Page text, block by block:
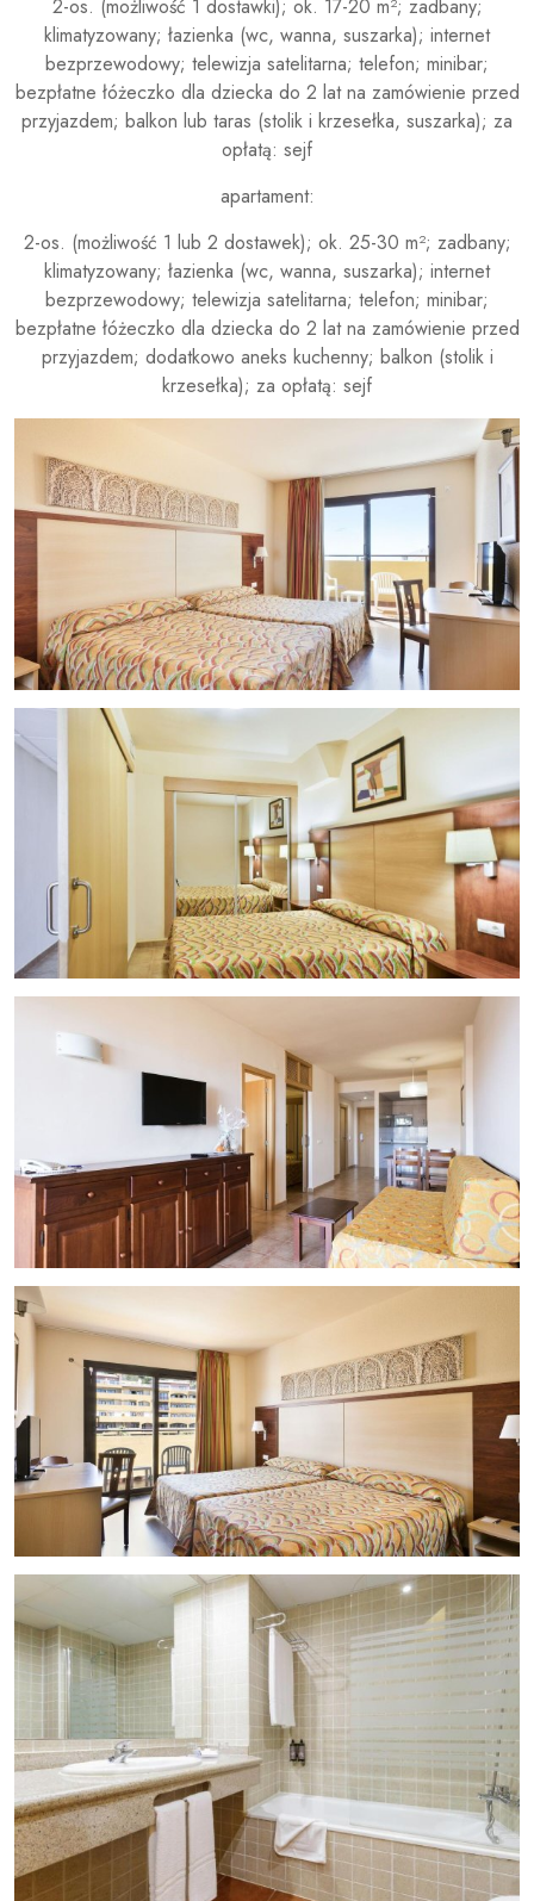
2-os. (możliwość 1 dostawki); ok. 17-20 m²; zadbany;
klimatyzowany; łazienka (wc, wanna, suszarka); internet
bezprzewodowy; telewizja satelitarna; telefon; minibar;
bezpłatne łóżeczko dla dziecka do 2 lat na zamówienie przed
przyjazdem; balkon lub taras (stolik i krzesełka, suszarka); za
opłatą: sejf
apartament:
2-os. (możliwość 1 lub 2 dostawek); ok. 25-30 m²; zadbany;
klimatyzowany; łazienka (wc, wanna, suszarka); internet
bezprzewodowy; telewizja satelitarna; telefon; minibar;
bezpłatne łóżeczko dla dziecka do 2 lat na zamówienie przed
przyjazdem; dodatkowo aneks kuchenny; balkon (stolik i
krzesełka); za opłatą: sejf